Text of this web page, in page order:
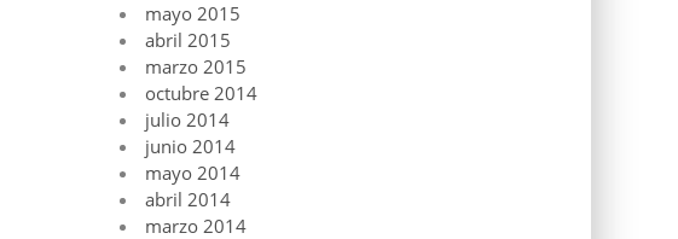
mayo 2015
abril 2015
marzo 2015
octubre 2014
julio 2014
junio 2014
mayo 2014
abril 2014
marzo 2014